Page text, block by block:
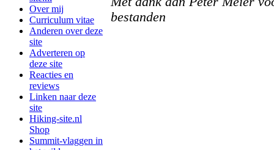
Over mij
Curriculum vitae
Anderen over deze
site
Adverteren op
deze site
Reacties en
reviews
Linken naar deze
site
Hiking-site.nl
Shop
Summit-vlaggen in
bestanden